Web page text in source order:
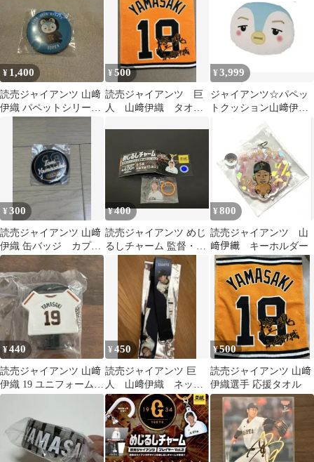
¥ 1,400
読売ジャイアンツ 山﨑
伊織 パペットシリー
¥500
読売ジャイアンツ 巨
人 山﨑伊織 タオ
¥3,999
ジャイアンツ☆パペッ
トクッション山﨑伊織
¥300
読売ジャイアンツ 山﨑
伊織 缶バッジ カプセ
ルトイ
¥400
読売ジャイアンツ めじ
るしチャーム 監督・選
手ver. vol.2 山﨑伊織
¥ 800
読売ジャイアンツ 山
﨑伊織 キーホルダー
¥440
読売ジャイアンツ 山﨑
伊織 19 ユニフォーム型
キーホルダー
¥450
読売ジャイアンツ 巨
人 山﨑伊織 ネック
ストラップ
¥500
読売ジャイアンツ 山﨑
伊織選手 応援タオル